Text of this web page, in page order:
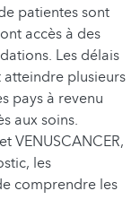
patientes sont
accès à des
Les délais
plusieurs
pays à revenu
aux soins.
VENUSCANCER,
les
comprendre les